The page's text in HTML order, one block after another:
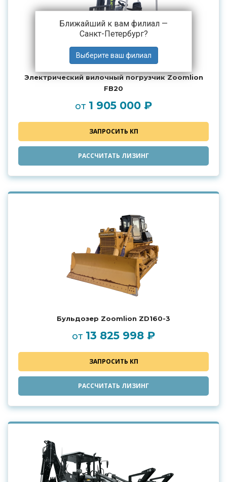
Ближайший к вам филиал —
Санкт-Петербург?
Электрический вилочный погрузчик Zoomlion
FB20
от 1 905 000 ₽
ЗАПРОСИТЬ КП
РАССЧИТАТЬ ЛИЗИНГ
Бульдозер Zoomlion ZD160-3
от 13 825 998 ₽
ЗАПРОСИТЬ КП
РАССЧИТАТЬ ЛИЗИНГ